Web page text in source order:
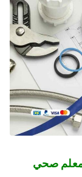
فني سباك معلم صحي